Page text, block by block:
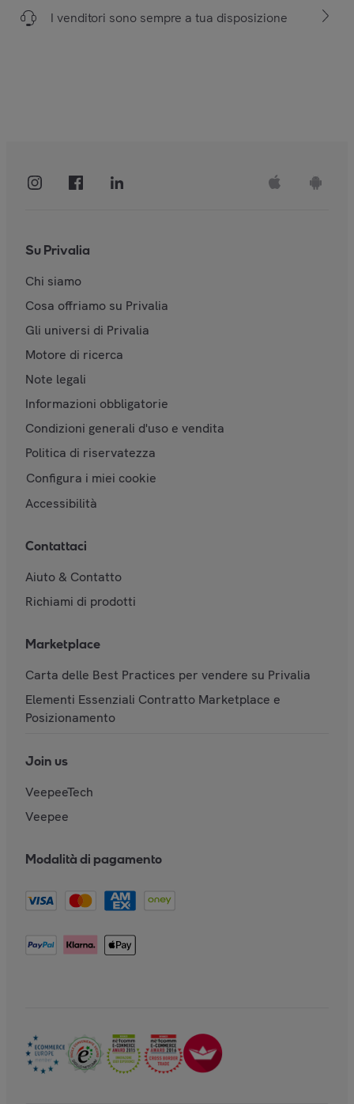
I venditori sono sempre a tua disposizione
Su Privalia
Chi siamo
Cosa offriamo su Privalia
Gli universi di Privalia
Motore di ricerca
Note legali
Informazioni obbligatorie
Condizioni generali d'uso e vendita
Politica di riservatezza
Configura i miei cookie
Accessibilità
Contattaci
Aiuto & Contatto
Richiami di prodotti
Marketplace
Carta delle Best Practices per vendere su Privalia
Elementi Essenziali Contratto Marketplace e
Posizionamento
Join us
VeepeeTech
Veepee
Modalità di pagamento